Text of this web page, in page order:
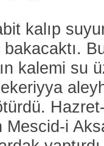
kalıp
kalemi su
i